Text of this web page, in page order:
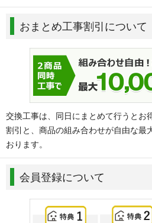
おまとめ工事割引について
交換工事は、同日にまとめて行うとお
割引と、商品の組み合わせが自由な最
おります。
会員登録について